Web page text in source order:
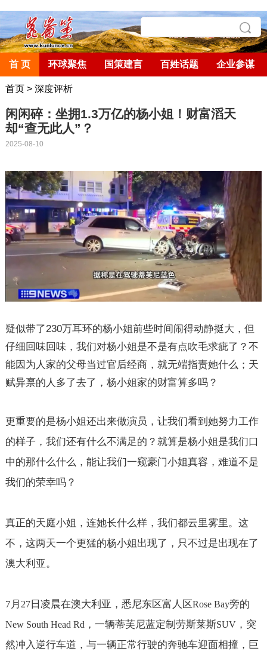
首 页 环球聚焦 国策建言 百姓话题 企业参谋
首页> 深度评析
闲闲碎：坐拥1.3万亿的杨小姐！财富滔天
却“查无此人”？
2025-08-10
疑似带了230万耳环的杨小姐前些时间闹得动静挺大，但
仔细回味回味，我们对杨小姐是不是有点吹毛求疵了？不
能因为人家的父母当过官后经商，就无端指责她什么；天
赋异禀的人多了去了，杨小姐家的财富算多吗？
更重要的是杨小姐还出来做演员，让我们看到她努力工作
的样子，我们还有什么不满足的？就算是杨小姐是我们口
中的那什么什么，能让我们一窥豪门小姐真容，难道不是
我们的荣幸吗？
真正的天庭小姐，连她长什么样，我们都云里雾里。这
不，这两天一个更猛的杨小姐出现了，只不过是出现在了
澳大利亚。
7 月 27日凌晨在澳大利亚，悉尼东区富人区Rose Bay旁的
New South Head Rd，一辆蒂芙尼蓝定制劳斯莱斯SUV，突
然冲入逆行车道，与一辆正常行驶的奔驰车迎面相撞，巨